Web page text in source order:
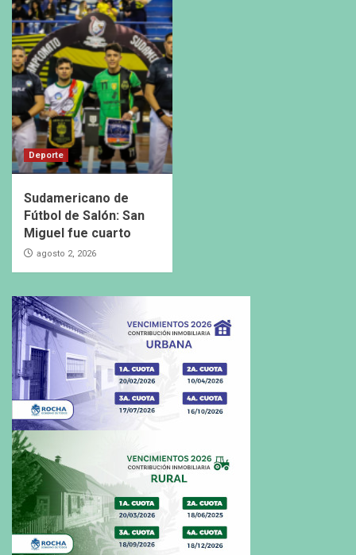
Deporte
Sudamericano de
Fútbol de Salón: San
Miguel fue cuarto
agosto 2, 2026